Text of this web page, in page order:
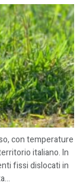
con temperature
italiano. In
fissi dislocati in